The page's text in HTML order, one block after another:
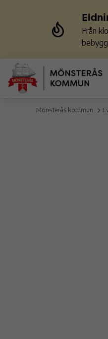
Från
Mönsterås kommun